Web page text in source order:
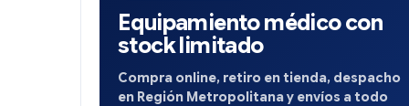
Equipamiento médico con
stock limitado
Compra online, retiro en tienda, despacho
en Región Metropolitana y envíos a todo